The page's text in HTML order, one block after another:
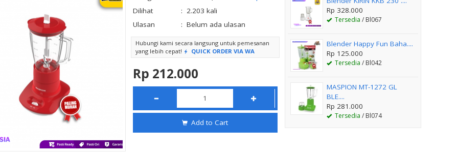
Dilihat
: 2.203 kali
Ulasan
: Belum ada ulasan
Hubungi kami secara langsung untuk pemesanan
yang lebih cepat!
QUICK ORDER VIA WA
Rp 212.000
Add to Cart
Rp 328.000
Tersedia / Bl067
Blender Happy Fun Baha....
Rp 125.000
Tersedia / Bl042
MASPION MT-1272 GL
BLE....
Rp 281.000
Tersedia / Bl074